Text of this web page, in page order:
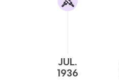
JUL.
1936